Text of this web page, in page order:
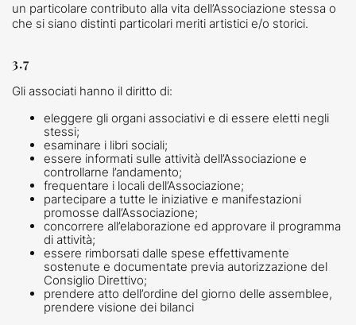
un particolare contributo alla vita dell’Associazione stessa o
che si siano distinti particolari meriti artistici e/o storici.
3.7
Gli associati hanno il diritto di:
eleggere gli organi associativi e di essere eletti negli
stessi;
esaminare i libri sociali;
essere informati sulle attività dell’Associazione e
controllarne l’andamento;
frequentare i locali dell’Associazione;
partecipare a tutte le iniziative e manifestazioni
promosse dall’Associazione;
concorrere all’elaborazione ed approvare il programma
di attività;
essere rimborsati dalle spese effettivamente
sostenute e documentate previa autorizzazione del
Consiglio Direttivo;
prendere atto dell’ordine del giorno delle assemblee,
prendere visione dei bilanci